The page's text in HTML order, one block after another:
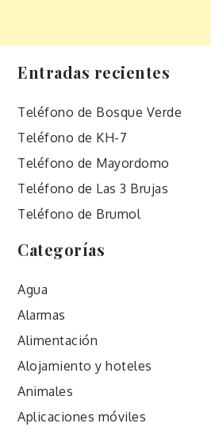
Entradas recientes
Teléfono de Bosque Verde
Teléfono de KH-7
Teléfono de Mayordomo
Teléfono de Las 3 Brujas
Teléfono de Brumol
Categorías
Agua
Alarmas
Alimentación
Alojamiento y hoteles
Animales
Aplicaciones móviles